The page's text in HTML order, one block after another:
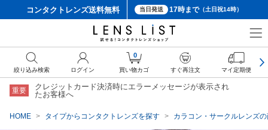
コンタクトレンズ送料無料 当日発送 17時まで（土日祝14時）
重要
クレジットカード決済時にエラーメッセージが表示され
たお客様へ
HOME タイプからコンタクトレンズを探す カラコン・サークルレンズ
絞り込み検索 ログイン
0
買い物カゴ すぐ再注文 マイ定期便
クーポン詳細